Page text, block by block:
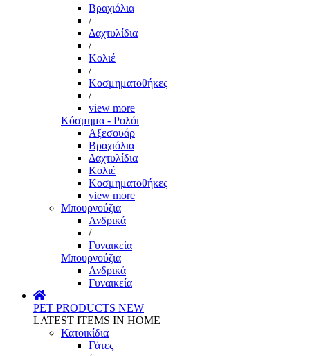
Βραχιόλια
/
Δαχτυλίδια
/
Κολιέ
/
Κοσμηματοθήκες
/
view more
Κόσμημα - Ρολόι
Αξεσουάρ
Βραχιόλια
Δαχτυλίδια
Κολιέ
Κοσμηματοθήκες
view more
Μπουρνούζια
Ανδρικά
/
Γυναικεία
Μπουρνούζια
Ανδρικά
Γυναικεία
PET PRODUCTS NEW
LATEST ITEMS IN HOME
Κατοικίδια
Γάτες